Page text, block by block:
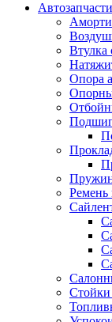
Автозапчасти
Втулка
Опора
Ремень
Стойки